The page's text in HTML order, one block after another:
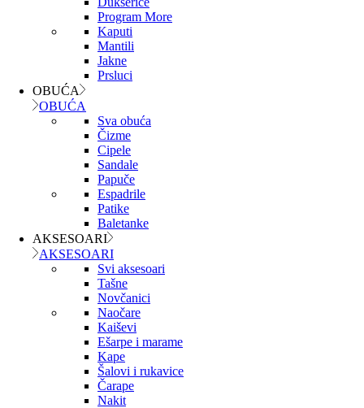
Program More
Kaputi
Mantili
Jakne
Prsluci
OBUĆA
OBUĆA
Sva obuća
Čizme
Cipele
Sandale
Papuče
Espadrile
Patike
Baletanke
AKSESOARI
AKSESOARI
Svi aksesoari
Tašne
Novčanici
Naočare
Kaiševi
Ešarpe i marame
Kape
Šalovi i rukavice
Čarape
Nakit